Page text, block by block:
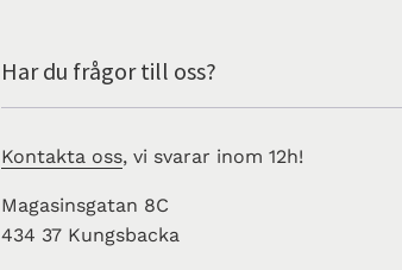
Har du frågor till oss?
Kontakta oss, vi svarar inom 12h!
Magasinsgatan 8C
434 37 Kungsbacka